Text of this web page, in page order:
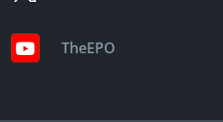
TheEPO